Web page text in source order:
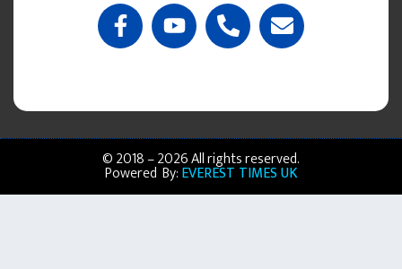
© 2018 – 2026 All rights reserved.
Powered By:EVEREST TIMES UK